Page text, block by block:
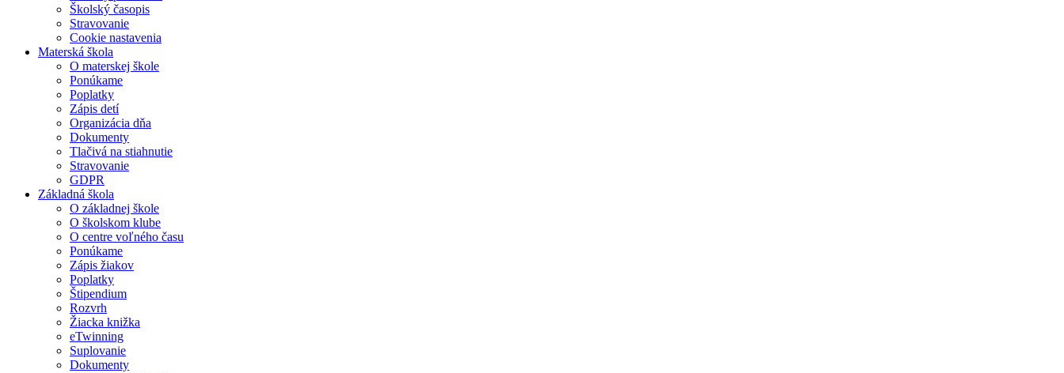
Školský časopis
Stravovanie
Cookie nastavenia
Materská škola
O materskej škole
Ponúkame
Poplatky
Zápis detí
Organizácia dňa
Dokumenty
Tlačivá na stiahnutie
Stravovanie
GDPR
Základná škola
O základnej škole
O školskom klube
O centre voľného času
Ponúkame
Zápis žiakov
Poplatky
Štipendium
Rozvrh
Žiacka knižka
eTwinning
Suplovanie
Dokumenty